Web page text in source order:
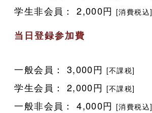
学生非会員： 2,000円[消費税込]
当日登録参加費
一般会員： 3,000円 [不課税]
学生会員： 2,000円 [不課税]
一般非会員： 4,000円[消費税込]